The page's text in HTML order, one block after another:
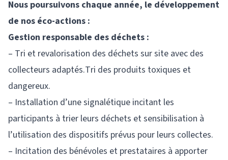
Nous poursuivons chaque année, le développement
de nos éco-actions :
Gestion responsable des déchets :
– Tri et revalorisation des déchets sur site avec des
collecteurs adaptés.Tri des produits toxiques et
dangereux.
– Installation d’une signalétique incitant les
participants à trier leurs déchets et sensibilisation à
l’utilisation des dispositifs prévus pour leurs collectes.
– Incitation des bénévoles et prestataires à apporter